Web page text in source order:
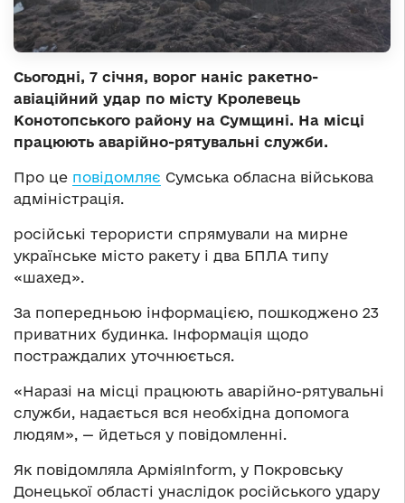
Сьогодні, 7 січня, ворог наніс ракетно-
авіаційний удар по місту Кролевець
Конотопського району на Сумщині. На місці
працюють аварійно-рятувальні служби.
Про це повідомляє Сумська обласна військова
адміністрація.
російські терористи спрямували на мирне
українське місто ракету і два БПЛА типу
«шахед».
За попередньою інформацією, пошкоджено 23
приватних будинка. Інформація щодо
постраждалих уточнюється.
«Наразі на місці працюють аварійно-рятувальні
служби, надається вся необхідна допомога
людям», — йдеться у повідомленні.
Як повідомляла АрміяInform, у Покровську
Донецької області унаслідок російського удару